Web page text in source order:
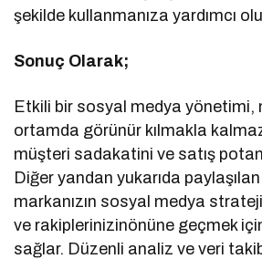
şekilde kullanmanıza yardımcı
Sonuç Olarak;
Etkili bir sosyal medya yönetimi,
ortamda görünür kılmakla
müşteri sadakatini ve satış
Diğer yandan yukarıda
markanızın sosyal medya
ve rakiplerinizinönüne geçmek
sağlar. Düzenli analiz ve veri